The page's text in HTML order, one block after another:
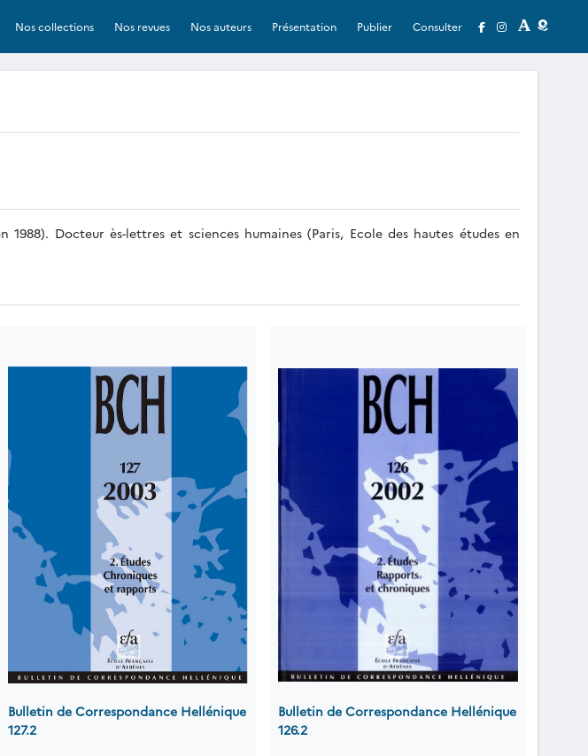
Nos collections Nos revues Nos auteurs Présentation Publier Consulter
Docteur ès-lettres et sciences humaines (Paris, Ecole des hautes études en
Bulletin de Correspondance Hellénique
127.2
Bulletin de Correspondance Hellénique
126.2